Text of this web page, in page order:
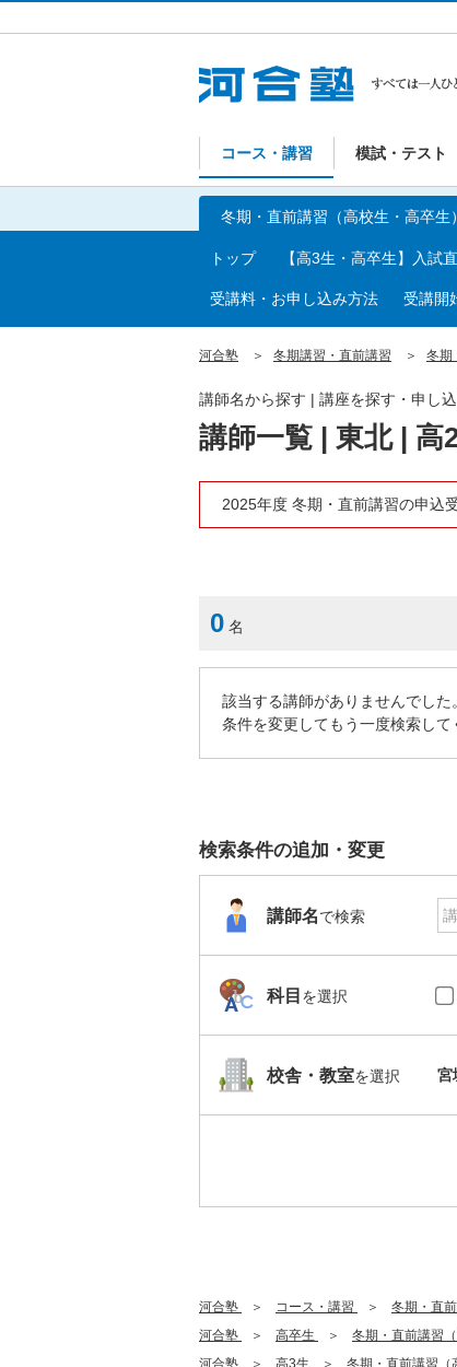
コース・講習 模試・テスト
冬期・直前講習（高校生・高卒生）
トップ 【高3生・高卒生】入試
受講料・お申し込み方法 受講開
河合塾 冬期講習・直前講習 冬期
講師一覧 | 東北 | 高
講師名から探す | 講座を探す・申し
2025年度 冬期・直前講習の申込
0 名
該当する講師がありませんでした。
条件を変更してもう一度検索して
検索条件の追加・変更
講師名で検索
科目 を選択
校舎・教室を選択 宮
河合塾 コース・講習 冬期・直
河合塾
高卒生 冬期・直前講習
河合塾
高3生 冬期・直前講習（